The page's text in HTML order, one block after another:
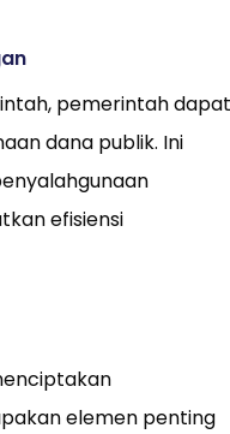
pemerintah dapat
dana publik. Ini
efisiensi
elemen penting